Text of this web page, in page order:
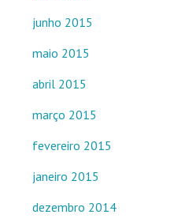
junho 2015
maio 2015
abril 2015
março 2015
fevereiro 2015
janeiro 2015
dezembro 2014